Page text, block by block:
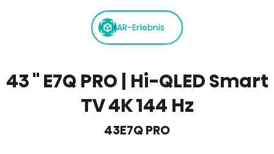
AR-Erlebnis
43 '' E7Q PRO | Hi-QLED Smart
TV 4K 144 Hz
43E7Q PRO